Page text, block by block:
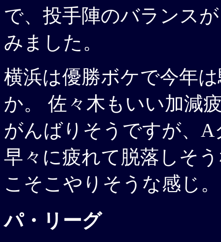
で、投手陣のバランス
みました。
横浜は優勝ボケで今年
か。 佐々木もいい加減
がんばりそうですが、
早々に疲れて脱落しそ
こそこやりそうな感じ。
パ・リーグ